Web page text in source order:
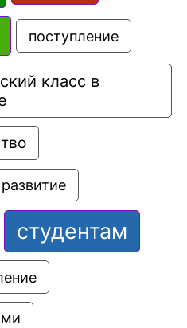
поступление
класс в
развитие
студентам